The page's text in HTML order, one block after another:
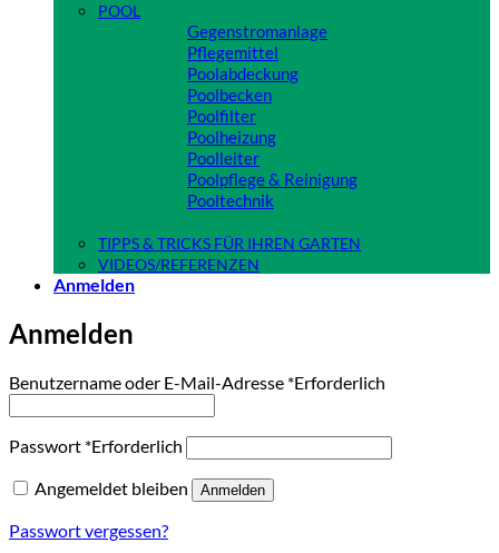
POOL
Gegenstromanlage
Pflegemittel
Poolabdeckung
Poolbecken
Poolfilter
Poolheizung
Poolleiter
Poolpflege & Reinigung
Pooltechnik
TIPPS & TRICKS FÜR IHREN GARTEN
VIDEOS/REFERENZEN
Anmelden
Anmelden
Benutzername oder E-Mail-Adresse *Erforderlich
Passwort *Erforderlich
Angemeldet bleiben
Anmelden
Passwort vergessen?